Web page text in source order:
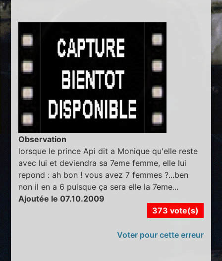
Observation
lorsque le prince Api dit a Monique qu'elle reste
avec lui et deviendra sa 7eme femme, elle lui
repond : ah bon ! vous avez 7 femmes ?...ben
non il en a 6 puisque ça sera elle la 7eme...
Ajoutée le 07.10.2009
373 vote(s)
Voter pour cette erreur